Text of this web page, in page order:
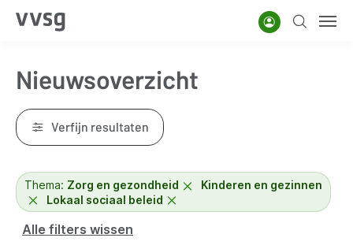
Overslaan
gaan
AccountZoeken
Nieuwsoverzicht
Verfijn resultaten
Thema: Zorg en gezondheid
Kinderen en gezinnen
Lokaal sociaal beleid
Alle filters wissen